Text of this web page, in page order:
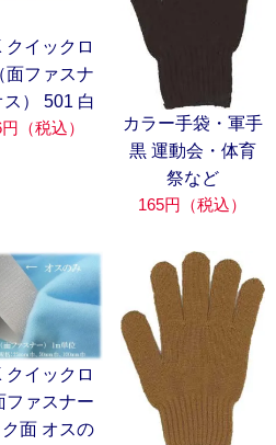
クイックロ
面ファスナ
ス） 501 白
（税込）
カラー手袋・軍手
黒 運動会・体育
祭など
165円（税込）
クイックロ
ファスナー
面 オスの